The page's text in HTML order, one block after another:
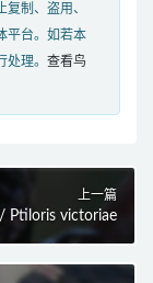
制、盗用、
平台。如若本
理。 查看鸟
上一篇
Ptiloris victoriae